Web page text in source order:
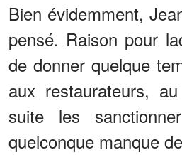
Bien évidemment,
pensé. Raison pour
de donner quelque
aux restaurateurs,
suite les
quelconque manque